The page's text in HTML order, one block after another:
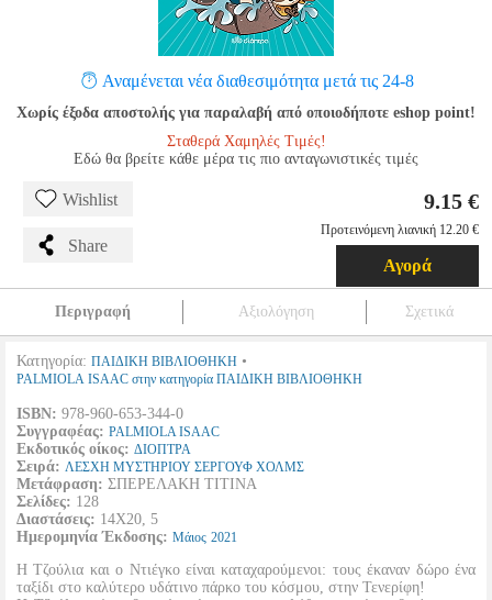
Αναμένεται νέα διαθεσιμότητα μετά τις 24-8
Χωρίς έξοδα αποστολής για παραλαβή από οποιοδήποτε eshop point!
Σταθερά Χαμηλές Τιμές!
Εδώ θα βρείτε κάθε μέρα τις πιο ανταγωνιστικές τιμές
Wishlist
Share
9.15 €
Προτεινόμενη λιανική 12.20 €
Αγορά
Περιγραφή Αξιολόγηση Σχετικά
Κατηγορία: ΠΑΙΔΙΚΗ ΒΙΒΛΙΟΘΗΚΗ •
PALMIOLA ISAAC στην κατηγορία ΠΑΙΔΙΚΗ ΒΙΒΛΙΟΘΗΚΗ
ISBN: 978-960-653-344-0
Συγγραφέας: PALMIOLA ISAAC
Εκδοτικός οίκος: ΔΙΟΠΤΡΑ
Σειρά: ΛΕΣΧΗ ΜΥΣΤΗΡΙΟΥ ΣΕΡΓΟΥΦ ΧΟΛΜΣ
Μετάφραση: ΣΠΕΡΕΛΑΚΗ ΤΙΤΙΝΑ
Σελίδες: 128
Διαστάσεις: 14Χ20, 5
Ημερομηνία Έκδοσης: Μάιος 2021
Η Τζούλια και ο Ντιέγκο είναι καταχαρούμενοι: τους έκαναν δώρο ένα
ταξίδι στο καλύτερο υδάτινο πάρκο του κόσμου, στην Τενερίφη!